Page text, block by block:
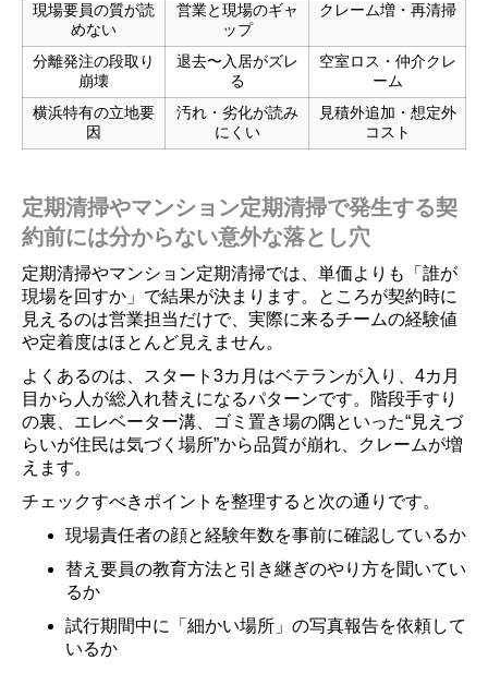
現場要員の質が読
めない
営業と現場のギャ
ップ
クレーム増・再清掃
分離発注の段取り
崩壊
退去〜入居がズレ
る
空室ロス・仲介クレ
ーム
横浜特有の立地要
因
汚れ・劣化が読み
にくい
見積外追加・想定外
コスト
定期清掃やマンション定期清掃で発生する契
約前には分からない意外な落とし穴
定期清掃やマンション定期清掃では、単価よりも「誰が
現場を回すか」で結果が決まります。ところが契約時に
見えるのは営業担当だけで、実際に来るチームの経験値
や定着度はほとんど見えません。
よくあるのは、スタート3カ月はベテランが入り、4カ月
目から人が総入れ替えになるパターンです。階段手すり
の裏、エレベーター溝、ゴミ置き場の隅といった“見えづ
らいが住民は気づく場所”から品質が崩れ、クレームが増
えます。
チェックすべきポイントを整理すると次の通りです。
現場責任者の顔と経験年数を事前に確認しているか
替え要員の教育方法と引き継ぎのやり方を聞いてい
るか
試行期間中に「細かい場所」の写真報告を依頼して
いるか